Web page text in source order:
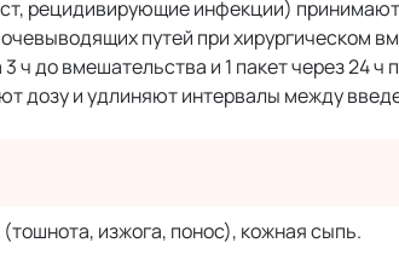
рецидивирующие инфекции) принимают
путей при хирургическом
ч до вмешательства и 1 пакет через 24 ч
дозу и удлиняют интервалы между
изжога, понос), кожная сыпь.